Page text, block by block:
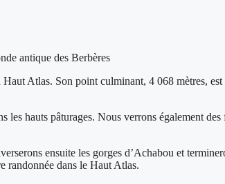
antique des Berbères
Atlas. Son point culminant, 4 068 mètres,
hauts pâturages. Nous verrons également
ensuite les gorges d’Achabou et
randonnée dans le Haut Atlas.